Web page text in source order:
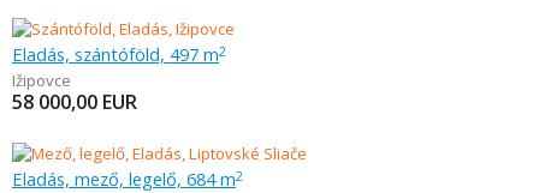
Eladás, szántóföld, 497 m2
Ižipovce
58 000,00 EUR
Eladás, mező, legelő, 684 m2